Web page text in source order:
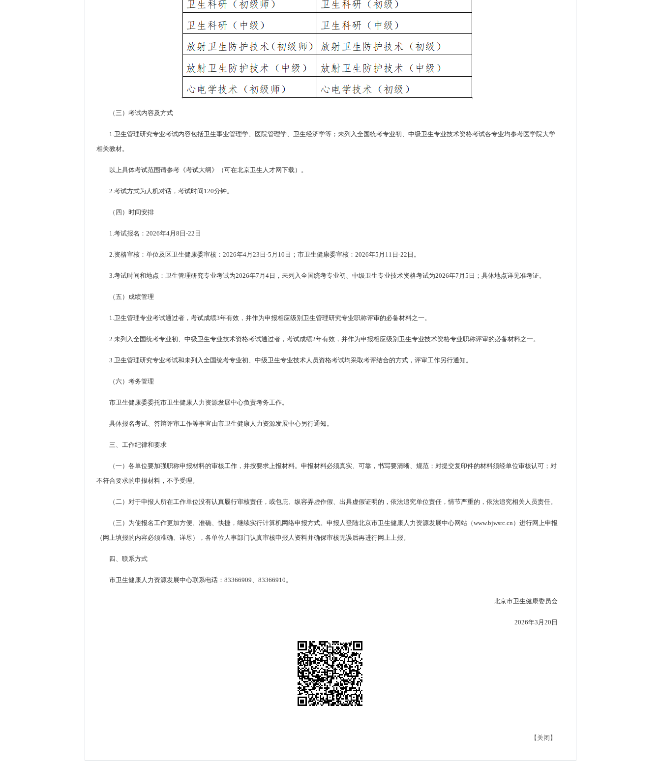
（三）考试内容及方式
1.卫生管理研究专业考试内容包括卫生事业管理学、医院管理学、卫生经济学等；未列入全国统考专业初、中级卫生专业技术资格考试各专业均参考医学院大学
相关教材。
以上具体考试范围请参考《考试大纲》（可在北京卫生人才网下载）。
2.考试方式为人机对话，考试时间120分钟。
（四）时间安排
1.考试报名：2026年4月8日-22日
2.资格审核：单位及区卫生健康委审核：2026年4月23日-5月10日；市卫生健康委审核：2026年5月11日-22日。
3.考试时间和地点：卫生管理研究专业考试为2026年7月4日，未列入全国统考专业初、中级卫生专业技术资格考试为2026年7月5日；具体地点详见准考证。
（五）成绩管理
1.卫生管理专业考试通过者，考试成绩3年有效，并作为申报相应级别卫生管理研究专业职称评审的必备材料之一。
2.未列入全国统考专业初、中级卫生专业技术资格考试通过者，考试成绩2年有效，并作为申报相应级别卫生专业技术资格专业职称评审的必备材料之一。
3.卫生管理研究专业考试和未列入全国统考专业初、中级卫生专业技术人员资格考试均采取考评结合的方式，评审工作另行通知。
（六）考务管理
市卫生健康委委托市卫生健康人力资源发展中心负责考务工作。
具体报名考试、答辩评审工作等事宜由市卫生健康人力资源发展中心另行通知。
三、工作纪律和要求
（一）各单位要加强职称申报材料的审核工作，并按要求上报材料。申报材料必须真实、可靠，书写要清晰、规范；对提交复印件的材料须经单位审核认可；对
不符合要求的申报材料，不予受理。
（二）对于申报人所在工作单位没有认真履行审核责任，或包庇、纵容弄虚作假、出具虚假证明的，依法追究单位责任，情节严重的，依法追究相关人员责任。
（三）为使报名工作更加方便、准确、快捷，继续实行计算机网络申报方式。申报人登陆北京市卫生健康人力资源发展中心网站（www.bjwsrc.cn）进行网上申报
（网上填报的内容必须准确、详尽），各单位人事部门认真审核申报人资料并确保审核无误后再进行网上上报。
四、联系方式
市卫生健康人力资源发展中心联系电话：83366909、83366910。
北京市卫生健康委员会
2026年3月20日
【关闭】